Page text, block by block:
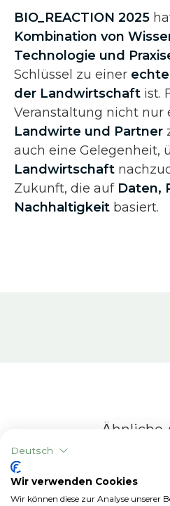
BIO_REACTION 2025
Kombination von
Technologie und
Schlüssel zu einer
der Landwirtschaft ist.
Veranstaltung nicht nur
Landwirte und Partner
auch eine Gelegenheit,
Landwirtschaft
Zukunft, die auf Daten,
Nachhaltigkeit basiert.
Ähnliche
Deutsch
Wir verwenden Cookies
Wir können diese zur Analyse unserer